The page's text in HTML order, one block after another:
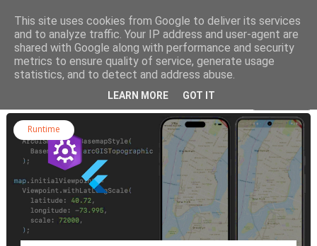
Rechercher dans le blog
Runtime
This site uses cookies from Google to deliver its services
and to analyze traffic. Your IP address and user-agent are
shared with Google along with performance and security
metrics to ensure quality of service, generate usage
statistics, and to detect and address abuse.
LEARN MORE GOT IT